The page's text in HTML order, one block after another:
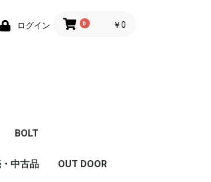
ログイン 0 ￥0
キット
グリッ
セット
ストック
ハンドガード/レイル
グリップ
ーツ
パーツ
BOLT
中古品 OUT DOOR